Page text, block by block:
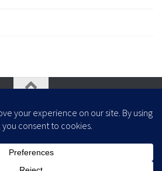
- Zaprojektowany z